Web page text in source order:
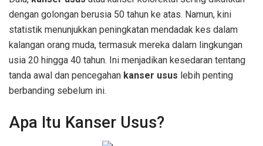
dengan golongan berusia 50 tahun ke atas. Namun, kini
statistik menunjukkan peningkatan mendadak kes dalam
kalangan orang muda, termasuk mereka dalam lingkungan
usia 20 hingga 40 tahun. Ini menjadikan kesedaran tentang
tanda awal dan pencegahan kanser usus lebih penting
berbanding sebelum ini.
Apa Itu Kanser Usus?